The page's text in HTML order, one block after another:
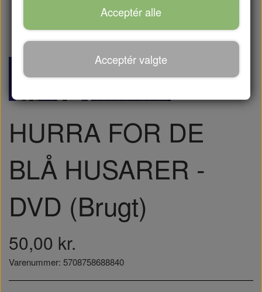
HURRA FOR DE
BLÅ HUSARER -
DVD (Brugt)
50,00 kr.
Varenummer: 5708758688840
Acceptér alle
Acceptér valgte